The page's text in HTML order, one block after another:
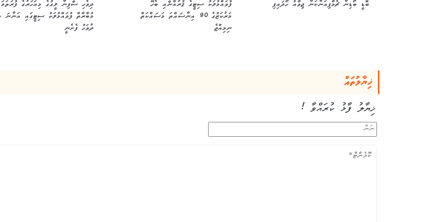
ބޮޑީ ބޯޑިން ޗެމްޕިއަންކަން ޖިވާއު ހޯދައިފި
ފުވައްމުލަކު ސިޓީގެ ޤުރުއާނާއި ބެހޭ
މަރުކަޒުގެ 90 އިންސައްތަ މަސައްކަތް
ނިމިއްޖެ
ދިވެހި ސާފިން ލީގުގެ މިއަހަރުގެ ފުރަތަމަ
މުބާރާތް ފުވައްމުލަކު ސިޓީގައި އަންނަ
ދުވަހު ފެށެނީ
ޚިޔާލުތައް
ޚިޔާލު ފާޅު ކުރައްވާ !